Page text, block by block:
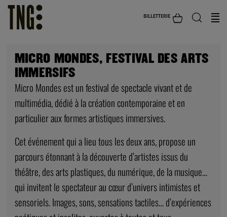
BILLETTERIE
MICRO MONDES, FESTIVAL DES ARTS
IMMERSIFS
Micro Mondes est un festival de spectacle vivant et de
multimédia, dédié à la création contemporaine et en
particulier aux formes artistiques immersives.
Cet événement qui a lieu tous les deux ans, propose un
parcours étonnant à la découverte d’artistes issus du
théâtre, des arts plastiques, du numérique, de la musique…
qui invitent le spectateur au cœur d’univers intimistes et
sensoriels. Images, sons, sensations tactiles… d’expériences